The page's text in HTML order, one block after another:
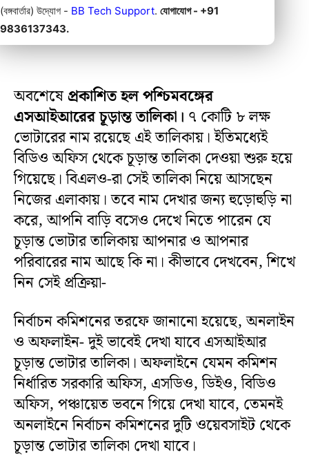
(বঙ্গবার্তার) উদ্যোগ - BB Tech Support. যোগাযোগ - +91
9836137343.
অবশেষেপ্রকাশিত হল পশ্চিমবঙ্গের
এসআইআরের চূড়ান্ত তালিকা। ৭ কোটি ৮ লক্ষ
ভোটারের নাম রয়েছে এই তালিকায়। ইতিমধ্যেই
বিডিও অফিস থেকে চূড়ান্ত তালিকা দেওয়া শুরু হয়ে
গিয়েছে। বিএলও-রা সেই তালিকা নিয়ে আসছেন
নিজের এলাকায়। তবে নাম দেখার জন্য হুড়োহুড়ি না
করে, আপনি বাড়ি বসেও দেখে নিতে পারেন যে
চূড়ান্ত ভোটার তালিকায় আপনার ও আপনার
পরিবারের নাম আছে কি না। কীভাবে দেখবেন, শিখে
নিন সেই প্রক্রিয়া-
নির্বাচন কমিশনের তরফে জানানো হয়েছে, অনলাইন
ও অফলাইন- দুই ভাবেই দেখা যাবে এসআইআর
চূড়ান্ত ভোটার তালিকা। অফলাইনে যেমন কমিশন
নির্ধারিত সরকারি অফিস, এসডিও, ডিইও, বিডিও
অফিস, পঞ্চায়েত ভবনে গিয়ে দেখা যাবে, তেমনই
অনলাইনে নির্বাচন কমিশনের দুটি ওয়েবসাইট থেকে
চূড়ান্ত ভোটার তালিকা দেখা যাবে।